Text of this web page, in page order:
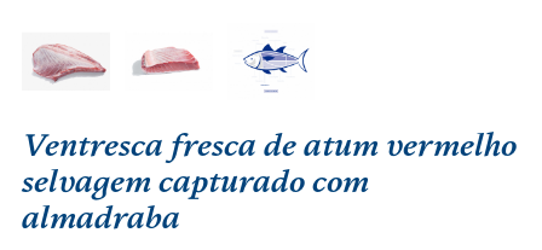
Ventresca fresca de atum vermelho
selvagem capturado com
almadraba